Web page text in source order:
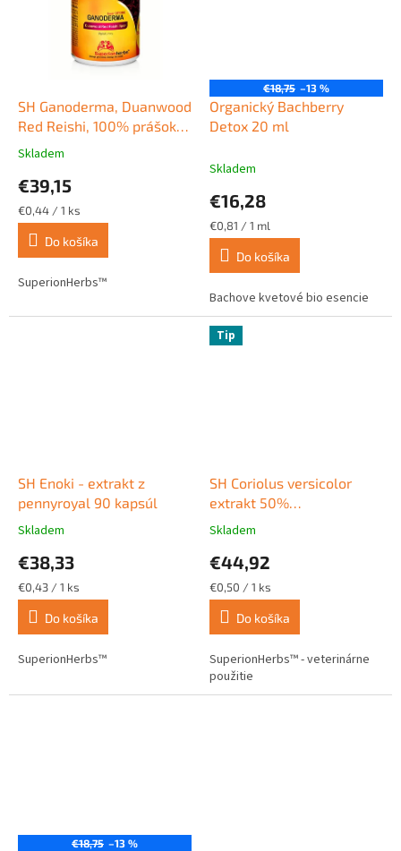
SH Ganoderma, Duanwood
Red Reishi, 100% prášok
zo spór 90 kapsúl
Priemerné
produktu
je
5,0
5
hviezdičiek.
Skladem
€39,15
Jednotková
cena:
€0,44 / 1 ks
Do košíka
SuperionHerbs™
€18,75 –13 %
Organický Bachberry
Detox 20 ml
Skladem
€16,28
Jednotková
cena:
€0,81 / 1 ml
Do košíka
Bachove kvetové bio esencie
SH Enoki - extrakt z
pennyroyal 90 kapsúl
Priemerné
produktu
je
5,0
5
hviezdičiek.
Skladem
€38,33
Jednotková
cena:
€0,43 / 1 ks
Do košíka
SuperionHerbs™
Tip
SH Coriolus versicolor
extrakt 50%
polysacharidov 90 kapsúl
Priemerné
produktu
je
4,7
5
hviezdičiek.
Skladem
€44,92
Jednotková
cena:
€0,50 / 1 ks
Do košíka
SuperionHerbs™ - veterinárne
použitie
€18,75 –13 %